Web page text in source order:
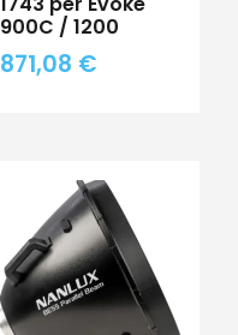
900C / 1200
871,08 €